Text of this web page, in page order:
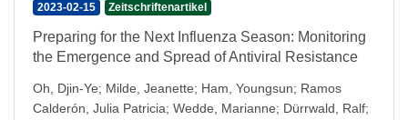
2023-02-15 Zeitschriftenartikel
Preparing for the Next Influenza Season: Monitoring
the Emergence and Spread of Antiviral Resistance
Oh, Djin-Ye; Milde, Jeanette; Ham, Youngsun; Ramos
Calderón, Julia Patricia; Wedde, Marianne; Dürrwald, Ralf;